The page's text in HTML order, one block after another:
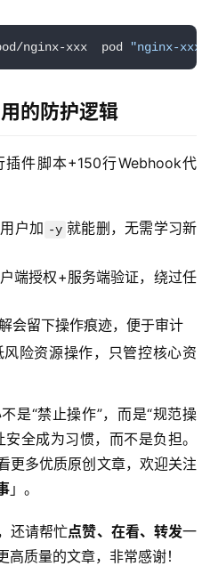
nginx-xxx  pod "nginx-xxx"
的防护逻辑
件脚本+150行Webhook代
户加 -y 就能删，无需学习新
端授权+服务端验证，绕过任
会留下操作痕迹，便于审计
险资源操作，只管控核心资
是“禁止操作”，而是“规范操
全成为习惯，而不是负担。
更多优质原创文章，欢迎关注
」。
还请帮忙点赞、在看、转发一
质量的文章，非常感谢！